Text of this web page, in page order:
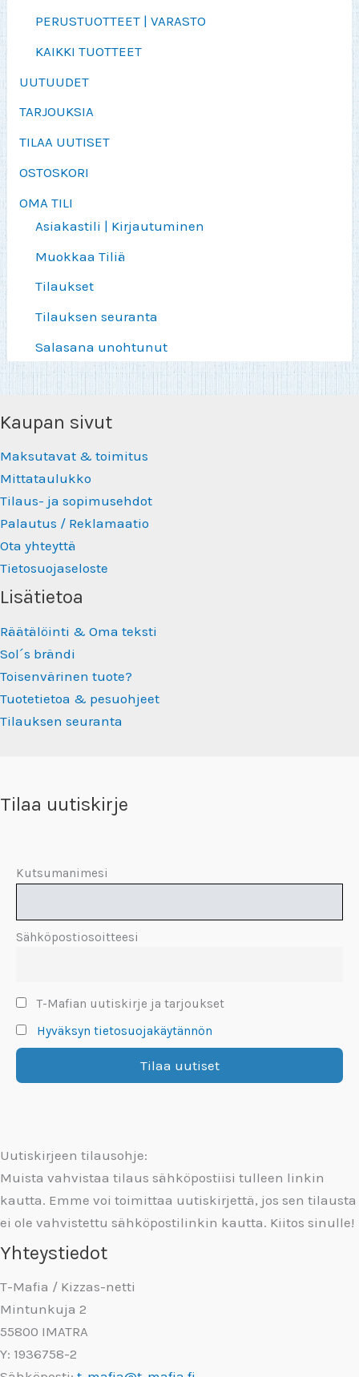
PERUSTUOTTEET | VARASTO
KAIKKI TUOTTEET
UUTUUDET
TARJOUKSIA
TILAA UUTISET
OSTOSKORI
OMA TILI
Asiakastili | Kirjautuminen
Muokkaa Tiliä
Tilaukset
Tilauksen seuranta
Salasana unohtunut
Kaupan sivut
Maksutavat & toimitus
Mittataulukko
Tilaus- ja sopimusehdot
Palautus / Reklamaatio
Ota yhteyttä
Tietosuojaseloste
Lisätietoa
Räätälöinti & Oma teksti
Sol´s brändi
Toisenvärinen tuote?
Tuotetietoa & pesuohjeet
Tilauksen seuranta
Tilaa uutiskirje
Kutsumanimesi
Sähköpostiosoitteesi
T-Mafian uutiskirje ja tarjoukset
Hyväksyn tietosuojakäytännön
Uutiskirjeen tilausohje:
Muista vahvistaa tilaus sähköpostiisi tulleen linkin
kautta. Emme voi toimittaa uutiskirjettä, jos sen tilausta
ei ole vahvistettu sähköpostilinkin kautta. Kiitos sinulle!
Yhteystiedot
T-Mafia / Kizzas-netti
Mintunkuja 2
55800 IMATRA
Y: 1936758-2